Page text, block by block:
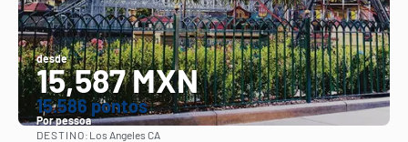
desde
15,587 MXN
15.586 pontos
Por pessoa
DESTINO: Los Angeles CA